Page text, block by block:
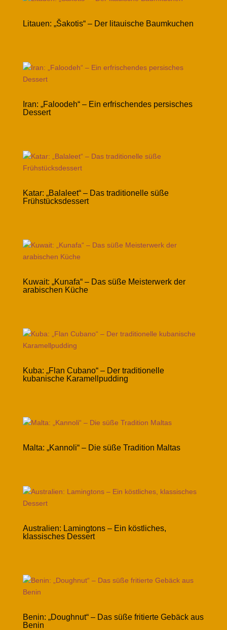
Litauen: „Šakotis“ – Der litauische Baumkuchen
Iran: „Faloodeh“ – Ein erfrischendes persisches
Dessert
Katar: „Balaleet“ – Das traditionelle süße
Frühstücksdessert
Kuwait: „Kunafa“ – Das süße Meisterwerk der
arabischen Küche
Kuba: „Flan Cubano“ – Der traditionelle
kubanische Karamellpudding
Malta: „Kannoli“ – Die süße Tradition Maltas
Australien: Lamingtons – Ein köstliches,
klassisches Dessert
Benin: „Doughnut“ – Das süße fritierte Gebäck aus
Benin